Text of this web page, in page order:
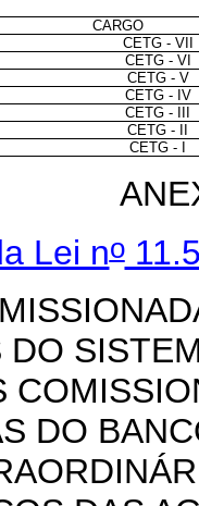
CARGO
CETG - VII
CETG - VI
CETG - V
CETG - IV
CETG - III
CETG - II
CETG - I
Lei no
DO